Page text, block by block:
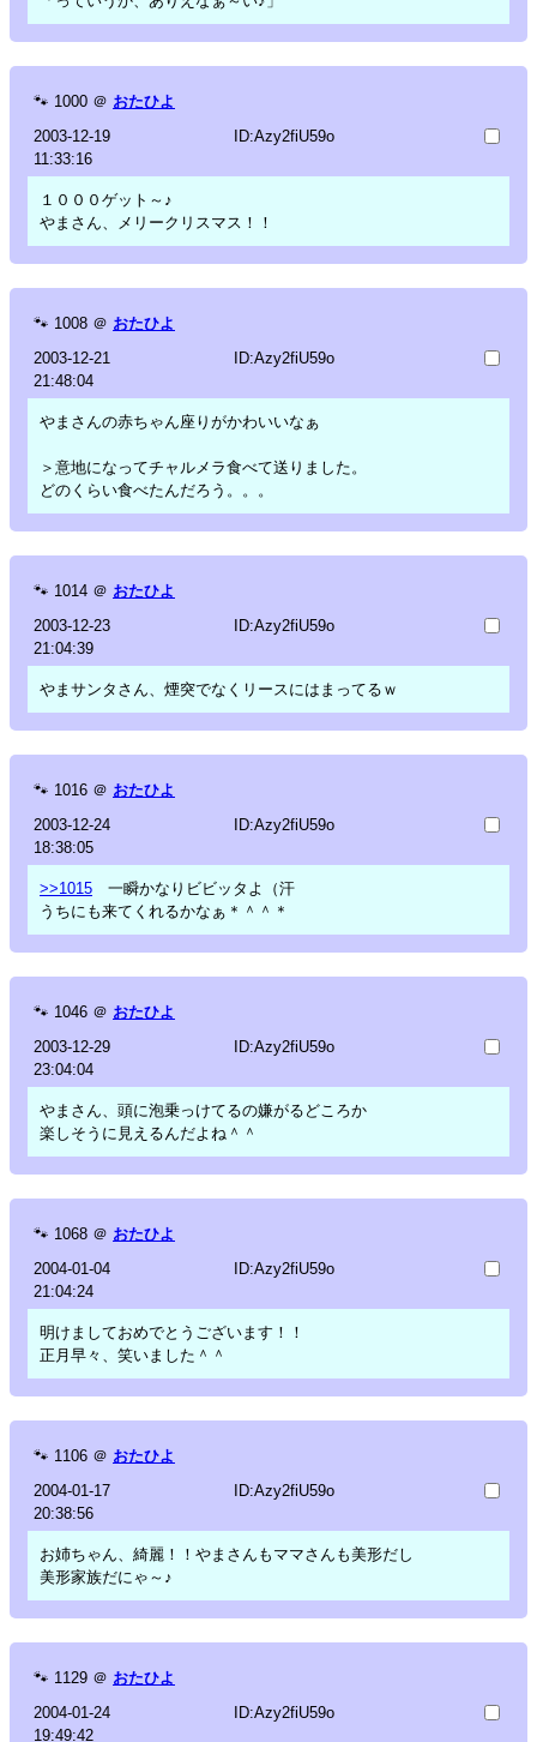
🐾 1000 ＠ おたひよ
2003-12-19
11:33:16
ID:Azy2fiU59o
１０００ゲット～♪
やまさん、メリークリスマス！！
🐾 1008 ＠ おたひよ
2003-12-21
21:48:04
ID:Azy2fiU59o
やまさんの赤ちゃん座りがかわいいなぁ
＞意地になってチャルメラ食べて送りました。
どのくらい食べたんだろう。。。
🐾 1014 ＠ おたひよ
2003-12-23
21:04:39
ID:Azy2fiU59o
やまサンタさん、煙突でなくリースにはまってるｗ
🐾 1016 ＠ おたひよ
2003-12-24
18:38:05
ID:Azy2fiU59o
>>1015 一瞬かなりビビッタよ（汗
うちにも来てくれるかなぁ＊＾＾＊
🐾 1046 ＠ おたひよ
2003-12-29
23:04:04
ID:Azy2fiU59o
やまさん、頭に泡乗っけてるの嫌がるどころか
楽しそうに見えるんだよね＾＾
🐾 1068 ＠ おたひよ
2004-01-04
21:04:24
ID:Azy2fiU59o
明けましておめでとうございます！！
正月早々、笑いました＾＾
🐾 1106 ＠ おたひよ
2004-01-17
20:38:56
ID:Azy2fiU59o
お姉ちゃん、綺麗！！やまさんもママさんも美形だし
美形家族だにゃ～♪
🐾 1129 ＠ おたひよ
2004-01-24
19:49:42
ID:Azy2fiU59o